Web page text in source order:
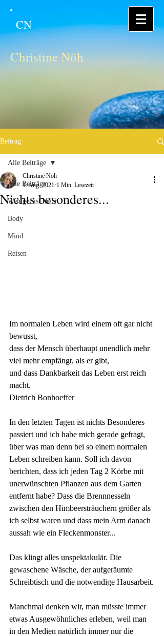
CN
Christine Nöh
Beitrag
Alle Beiträge
Weniger ist mehr
Body
Mind
Reisen
Alle Beiträge
Nichts besonderes...
Christine Nöh
1. Aug. 2021 1 Min. Lesezeit
Im normalen Leben wird einem oft gar nicht
bewusst,
dass der Mensch überhaupt unendlich mehr
viel mehr empfängt, als er gibt,
und dass Dankbarkeit das Leben erst reich
macht.
Dietrich Bonhoeffer
In den letzten Tagen ist nichts Besonderes
passiert und ich habe mich gerade gefragt,
über was man denn bei so einem normalen
Leben schreiben kann. Soll ich davon
berichten, dass ich jeden Tag 2 Körbe mit
unerwünschten Pflanzen aus dem Garten
entfernt habe? Dass die Brennnesseln
zwischen den Himbeersträuchern größer als
ich selbst waren und dass mein Arm danach
aussah wie ein Fleckenmonster...
Das klingt alles unspektakulär. Die
gewaschene Wäsche, der aufgeräumte
Schreibtisch und die notwendige Hausarbeit.
Manchmal denken wir, man müsste immer
etwas Ausgewöhnliches erleben, weil man
in den Medien natürlich immer nur die